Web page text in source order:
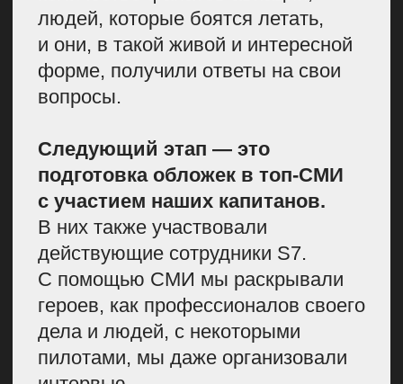
Один из популярных блогеров взял
прудах. Наша сотрудница рассказала
о новой форме. Это видео хорошо
разошлось в интернете, и мы получили
дополнительный бесплатный охват
Финалом рекламной кампании стал
грандиозный модный показ в Сочи
в рамках модного фестиваля